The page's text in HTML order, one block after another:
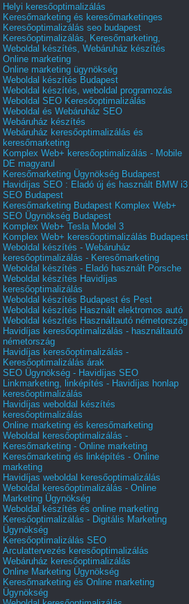
Helyi keresőoptimalizálás
Keresőmarketing és keresőmarketinges
Keresőoptimalizálás seo budapest
Keresőoptimalizálás, Keresőmarketing,
Weboldal készítés, Webáruház készítés
Online marketing
Online marketing ügynökség
Weboldal készítés Budapest
Weboldal készítés, weboldal programozás
Weboldal SEO Keresőoptimalizálás
Weboldal és Webáruház SEO
Webáruház készítés
Webáruház keresőoptimalizálás és
keresőmarketing
Komplex Web+ keresőoptimalizálás - Mobile
DE magyarul
Keresőmarketing Ügynökség Budapest
Havidíjas SEO : Eladó új és használt BMW i3
SEO Budapest
Keresőmarketing Budapest Komplex Web+
SEO Ügynökség Budapest
Komplex Web+ Tesla Model 3
Komplex Web+ keresőoptimalizálás Budapest
Weboldal készítés - Webáruház
keresőoptimalizálás - Keresőmarketing
Weboldal készítés - Eladó használt Porsche
Weboldal készítés Havidíjas
keresőoptimalizálás
Weboldal készítés Budapest és Pest
Weboldal készítés Használt elektromos autó
Weboldal készítés Használtautó németország
Havidíjas keresőoptimalizálás - használtautó
németország
Havidíjas keresőoptimalizálás -
Keresőoptimalizálás árak
SEO Ügynökség - Havidíjas SEO
Linkmarketing, linképítés - Havidíjas honlap
keresőoptimalizálás
Havidíjas weboldal készítés
keresőoptimalizálás
Online marketing és keresőmarketing
Weboldal keresőoptimalizálás -
Keresőmarketing - Online marketing
Keresőmarketing és linképítés - Online
marketing
Havidíjas weboldal keresőoptimalizálás
Weboldal keresőoptimalizálás - Online
Marketing Ügynökség
Weboldal készítés és online marketing
Keresőoptimalizálás - Digitális Marketing
Ügynökség
Keresőoptimalizálás SEO
Arculattervezés keresőoptimalizálás
Webáruház keresőoptimalizálás
Online Marketing Ügynökség
Keresőmarketing és Online marketing
Ügynökség